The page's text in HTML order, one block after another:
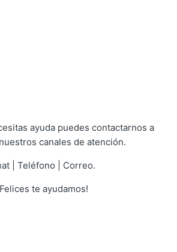
ayuda puedes contactarnos a
canales de atención.
| Teléfono | Correo.
te ayudamos!